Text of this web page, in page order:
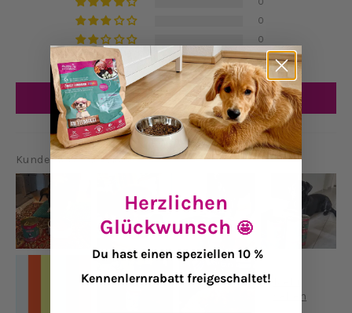
0
0
0
0
Bewertung schreiben
Kundenfotos & -videos
Herzlichen
Glückwunsch 🤩
Du hast einen speziellen 10 %
Kennenlernrabatt freigeschaltet!